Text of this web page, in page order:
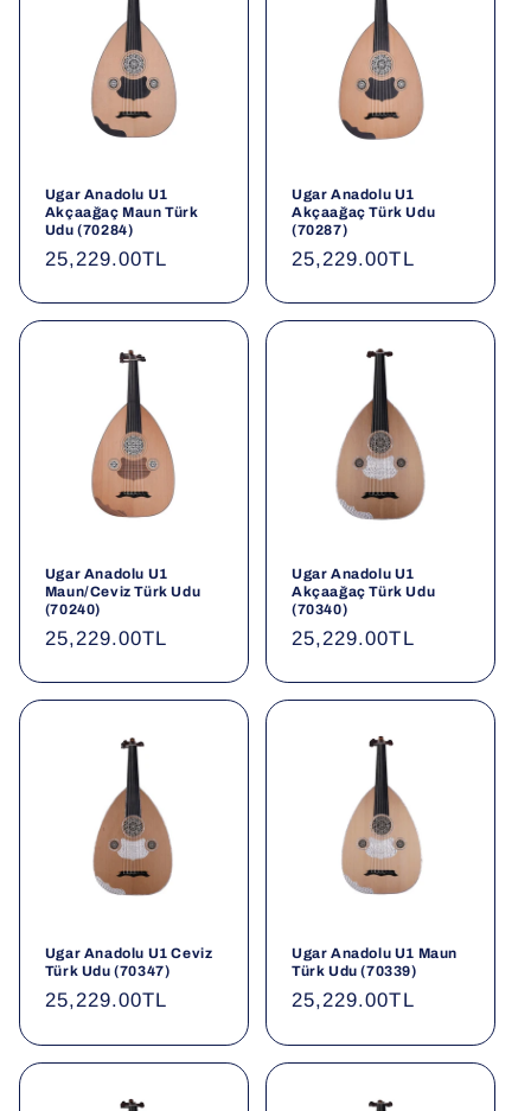
Ugar Anadolu U1
Akçaağaç Maun Türk
Udu (70284)
Normal
25,229.00TL
Ugar Anadolu U1
Akçaağaç Türk Udu
(70287)
Normal
25,229.00TL
Ugar Anadolu U1
Maun/Ceviz Türk Udu
(70240)
Normal
25,229.00TL
Ugar Anadolu U1
Akçaağaç Türk Udu
(70340)
Normal
25,229.00TL
Ugar Anadolu U1 Ceviz
Türk Udu (70347)
Normal
25,229.00TL
Ugar Anadolu U1 Maun
Türk Udu (70339)
Normal
25,229.00TL